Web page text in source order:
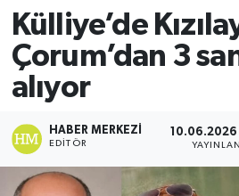
Külliye’de
Çorum’dan 3
alıyor
HABER MERKEZI
EDITÖR
SAĞLIK
ASAYİŞ
Çorum Namaz Vakitleri
Trafik Durumu